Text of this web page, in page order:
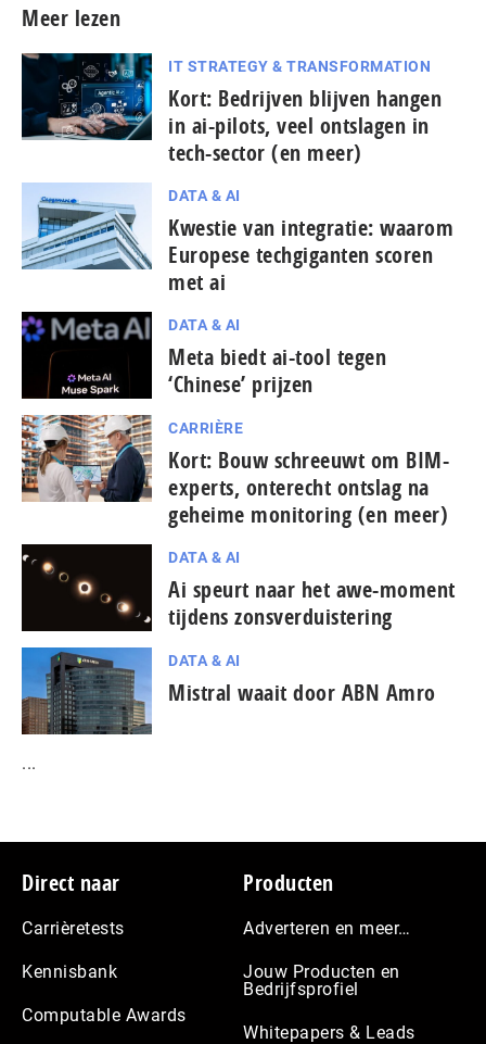
Meer lezen
IT STRATEGY & TRANSFORMATION
Kort: Bedrijven blijven hangen
in ai-pilots, veel ontslagen in
tech-sector (en meer)
DATA & AI
Kwestie van integratie: waarom
Europese tech­gi­gan­ten scoren
met ai
DATA & AI
Meta biedt ai-tool tegen
‘Chinese’ prijzen
CARRIÈRE
Kort: Bouw schreeuwt om BIM-
experts, onterecht ontslag na
geheime monitoring (en meer)
DATA & AI
Ai speurt naar het awe-moment
tijdens zonsverduistering
DATA & AI
Mistral waait door ABN Amro
...
Footer
Direct naar
Carrièretests
Kennisbank
Computable Awards
Producten
Adverteren en meer…
Jouw Producten en
Bedrijfsprofiel
Whitepapers & Leads